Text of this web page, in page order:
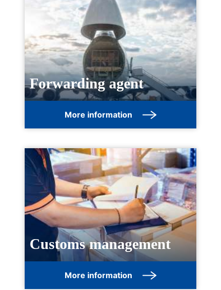
Forwarding agent
More information
Customs management
More information